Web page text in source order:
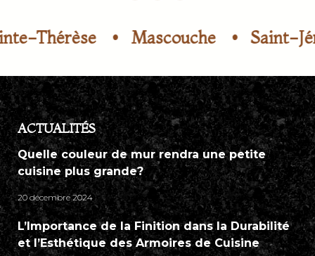
Saint-Jérôme
ACTUALITÉS
Quelle couleur de mur rendra une petite
cuisine plus grande?
20 décembre 2024
L’Importance de la Finition dans la Durabilité
et l’Esthétique des Armoires de Cuisine